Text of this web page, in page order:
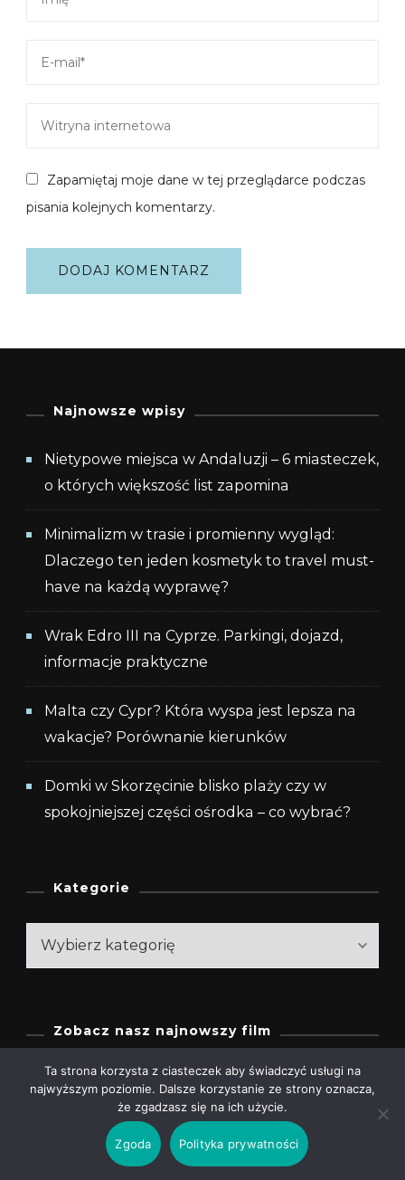
Zapamiętaj moje dane w tej przeglądarce podczas
pisania kolejnych komentarzy.
Najnowsze wpisy
Nietypowe miejsca w Andaluzji – 6 miasteczek,
o których większość list zapomina
Minimalizm w trasie i promienny wygląd:
Dlaczego ten jeden kosmetyk to travel must-
have na każdą wyprawę?
Wrak Edro III na Cyprze. Parkingi, dojazd,
informacje praktyczne
Malta czy Cypr? Która wyspa jest lepsza na
wakacje? Porównanie kierunków
Domki w Skorzęcinie blisko plaży czy w
spokojniejszej części ośrodka – co wybrać?
Kategorie
Kategorie
Zobacz nasz najnowszy film
Odtwarzacz
Ta strona korzysta z ciasteczek aby świadczyć usługi na
najwyższym poziomie. Dalsze korzystanie ze strony oznacza,
że zgadzasz się na ich użycie.
Zgoda Polityka prywatności